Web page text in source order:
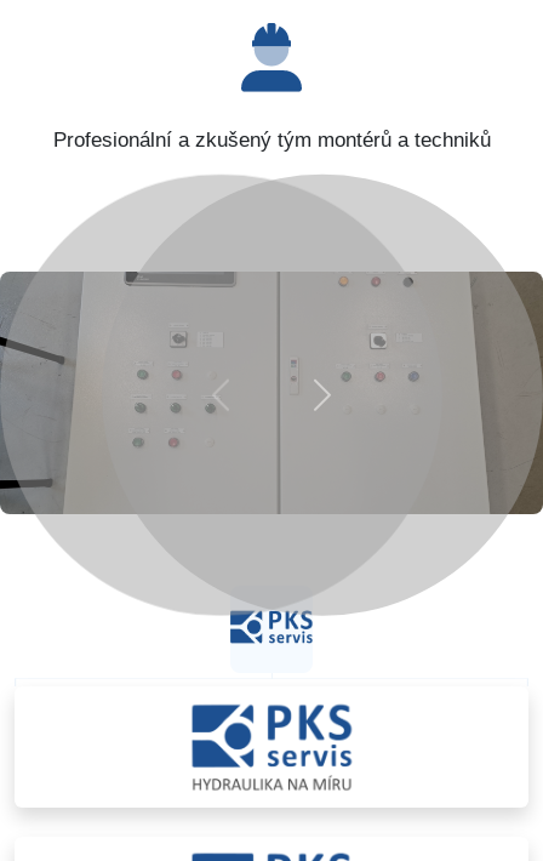
Profesionální a zkušený tým montérů a techniků
Previous Next